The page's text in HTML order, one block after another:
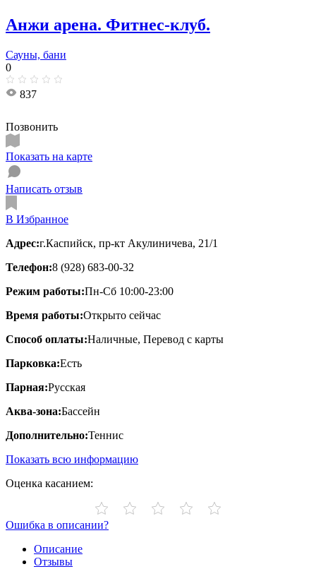
Анжи арена. Фитнес-клуб.
Сауны, бани
0
837
Позвонить
Показать на карте
Написать отзыв
В Избранное
Адрес:г.Каспийск, пр-кт Акулиничева, 21/1
Телефон:8 (928) 683-00-32
Режим работы:Пн-Сб 10:00-23:00
Время работы:Открыто сейчас
Способ оплаты:Наличные, Перевод с карты
Парковка:Есть
Парная:Русская
Аква-зона:Бассейн
Дополнительно:Теннис
Показать всю информацию
Оценка касанием:
Ошибка в описании?
Описание
Отзывы